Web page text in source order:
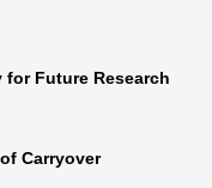
for Future Research
Carryover